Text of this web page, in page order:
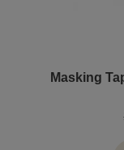
Masking